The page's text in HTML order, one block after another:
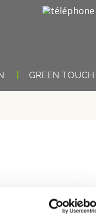
GREEN TOUCH